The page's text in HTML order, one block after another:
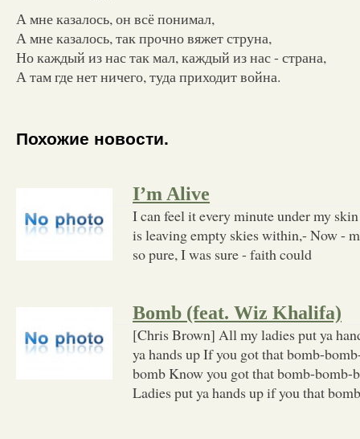
А мне казалось, он всё понимал,
А мне казалось, так прочно вяжет струна,
Но каждый из нас так мал, каждый из нас - страна,
А там где нет ничего, туда приходит война.
Похожие новости.
I’m Alive
I can feel it every minute under my
is leaving empty skies within,- Now -
so pure, I was sure - faith could
Bomb (feat. Wiz Khalifa)
[Chris Brown] All my ladies put ya
ya hands up If you got that bomb-
bomb Know you got that bomb-bomb-
Ladies put ya hands up if you that